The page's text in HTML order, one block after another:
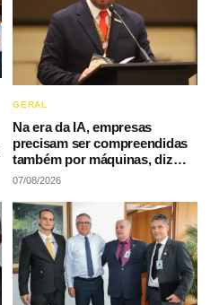
GERAL
Na era da IA, empresas
precisam ser compreendidas
também por máquinas, diz
LAQI
07/08/2026